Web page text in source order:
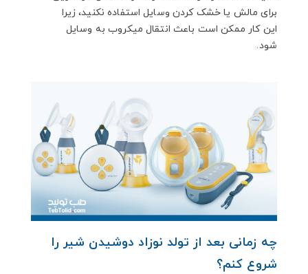
برای مالش یا خشک کردن وسایل استفاده نکنید، زیرا
این کار ممکن است باعث انتقال میکروب به وسایل
شود.
چه زمانی بعد از تولد نوزاد دوشیدن شیر را
شروع کنم؟